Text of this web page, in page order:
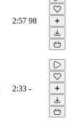
2:57 98
2:33 -